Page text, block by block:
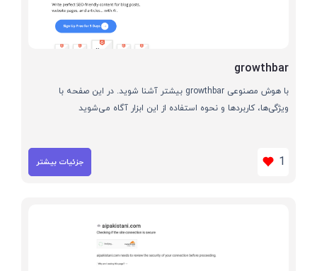
growthbar
با هوش مصنوعی growthbar بیشتر آشنا شوید. در این صفحه با
ویژگی‌ها، کاربردها و نحوه استفاده از این ابزار آگاه می‌شوید
1 جزئیات بیشتر